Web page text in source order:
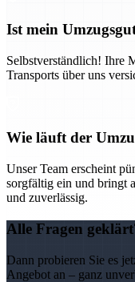
Ist mein
Selbstverständlich! Ihre
Transports über uns
Wie läuft der
Unser Team erscheint
sorgfältig ein und bringt
und zuverlässig.
Alle Fragen
Dann probieren Sie es
Angebot an – ganz